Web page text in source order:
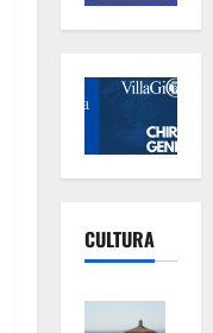
CULTURA